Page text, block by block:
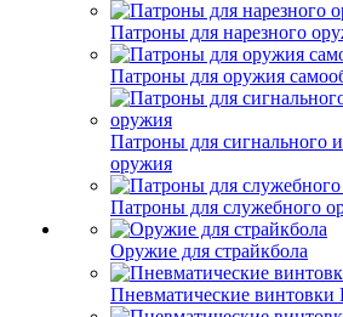
Патроны для нарезного
Патроны для оружия
Патроны для сигнального
оружия
Патроны для служебного
Оружие для страйкбола
Пневматические винтовки